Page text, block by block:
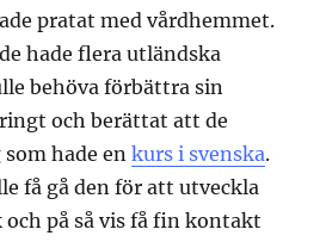
pratat med vårdhemmet.
hade flera utländska
behöva förbättra sin
ringt och berättat att de
hade enkurs i svenska.
få gå den för att utveckla
och på så vis få fin kontakt